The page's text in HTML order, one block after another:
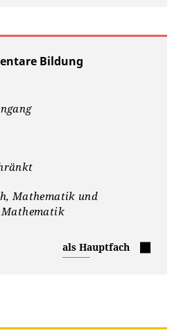
Bildung
Mathematik und
Primare
und
als Hauptfach